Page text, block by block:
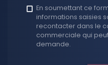
En soumettant ce
informations saisies
recontacter dans le
commerciale qui
demande.